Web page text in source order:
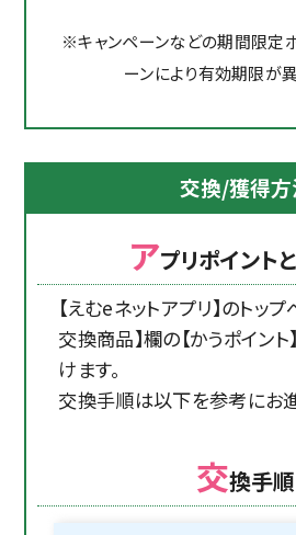
※キャンペーンなどの期間限定
ーンにより有効期限が異
交換/獲得方
アプリポイント
【えむeネットアプリ】のトップ
交換商品】欄の【かうポイン
けます。
交換手順は以下を参考にお進
交換手順